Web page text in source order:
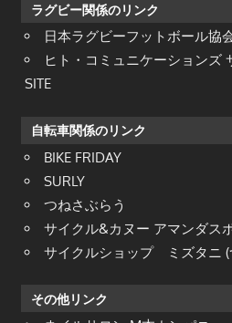
ラグビー関係のリンク
日本ラグビーフットボール協
ヒト・コミュニケーションズ
SITE
自転車関係のリンク
BIKE FRIDAY
SURLY
つねさぶらう
サイクル&カヌー アマンダス
サイクルショップ ミズタニ (
その他リンク